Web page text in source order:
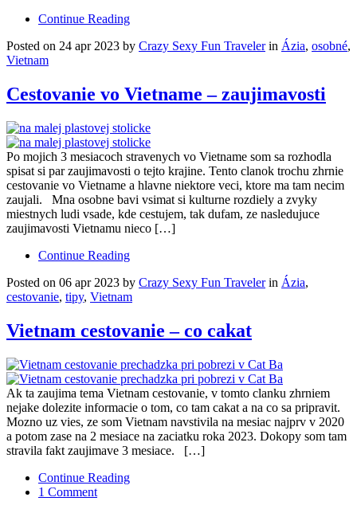
Continue Reading
Posted on 24 apr 2023 by Crazy Sexy Fun Travelerin Ázia, osobné,
Vietnam
Cestovanie vo Vietname – zaujimavosti
Po mojich 3 mesiacoch stravenych vo Vietname som sa rozhodla
spisat si par zaujimavosti o tejto krajine. Tento clanok trochu zhrnie
cestovanie vo Vietname a hlavne niektore veci, ktore ma tam necim
zaujali. Mna osobne bavi vsimat si kulturne rozdiely a zvyky
miestnych ludi vsade, kde cestujem, tak dufam, ze nasledujuce
zaujimavosti Vietnamu nieco […]
Continue Reading
Posted on 06 apr 2023 by Crazy Sexy Fun Travelerin Ázia,
cestovanie, tipy, Vietnam
Vietnam cestovanie – co cakat
Ak ta zaujima tema Vietnam cestovanie, v tomto clanku zhrniem
nejake dolezite informacie o tom, co tam cakat a na co sa pripravit.
Mozno uz vies, ze som Vietnam navstivila na mesiac najprv v 2020
a potom zase na 2 mesiace na zaciatku roka 2023. Dokopy som tam
stravila fakt zaujimave 3 mesiace. […]
Continue Reading
1 Comment